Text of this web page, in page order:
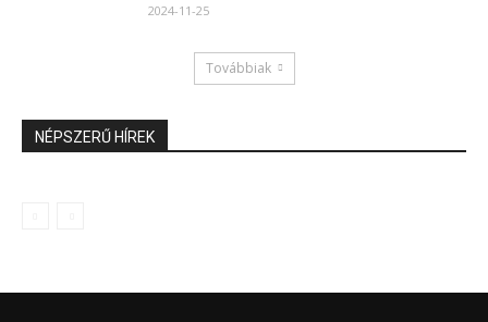
2024-11-25
Továbbiak
NÉPSZERŰ HÍREK